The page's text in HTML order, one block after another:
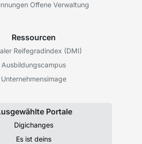
Offene Verwaltung
Ressourcen
Reifegradindex (DMI)
Ausbildungscampus
Unternehmensimage
Portale
Digichanges
Es ist deins